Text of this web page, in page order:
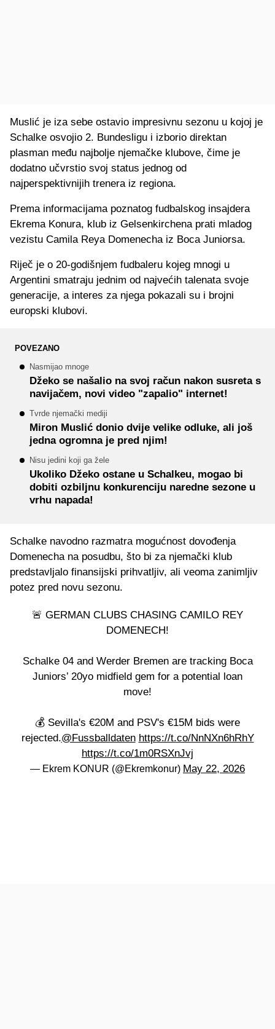
Muslić je iza sebe ostavio impresivnu sezonu u kojoj je
Schalke osvojio 2. Bundesligu i izborio direktan
plasman među najbolje njemačke klubove, čime je
dodatno učvrstio svoj status jednog od
najperspektivnijih trenera iz regiona.
Prema informacijama poznatog fudbalskog insajdera
Ekrema Konura, klub iz Gelsenkirchena prati mladog
vezistu Camila Reya Domenecha iz Boca Juniorsa.
Riječ je o 20-godišnjem fudbaleru kojeg mnogi u
Argentini smatraju jednim od najvećih talenata svoje
generacije, a interes za njega pokazali su i brojni
europski klubovi.
POVEZANO
Nasmijao mnoge
Džeko se našalio na svoj račun nakon susreta s
navijačem, novi video "zapalio" internet!
Tvrde njemački mediji
Miron Muslić donio dvije velike odluke, ali još
jedna ogromna je pred njim!
Nisu jedini koji ga žele
Ukoliko Džeko ostane u Schalkeu, mogao bi
dobiti ozbiljnu konkurenciju naredne sezone u
vrhu napada!
Schalke navodno razmatra mogućnost dovođenja
Domenecha na posudbu, što bi za njemački klub
predstavljalo finansijski prihvatljiv, ali veoma zanimljiv
potez pred novu sezonu.
🚨 GERMAN CLUBS CHASING CAMILO REY
DOMENECH!
Schalke 04 and Werder Bremen are tracking Boca
Juniors’ 20yo midfield gem for a potential loan
move!
💰 Sevilla's €20M and PSV's €15M bids were
rejected.@Fussballdaten https://t.co/NnNXn6hRhY
https://t.co/1m0RSXnJvj
— Ekrem KONUR (@Ekremkonur) May 22, 2026